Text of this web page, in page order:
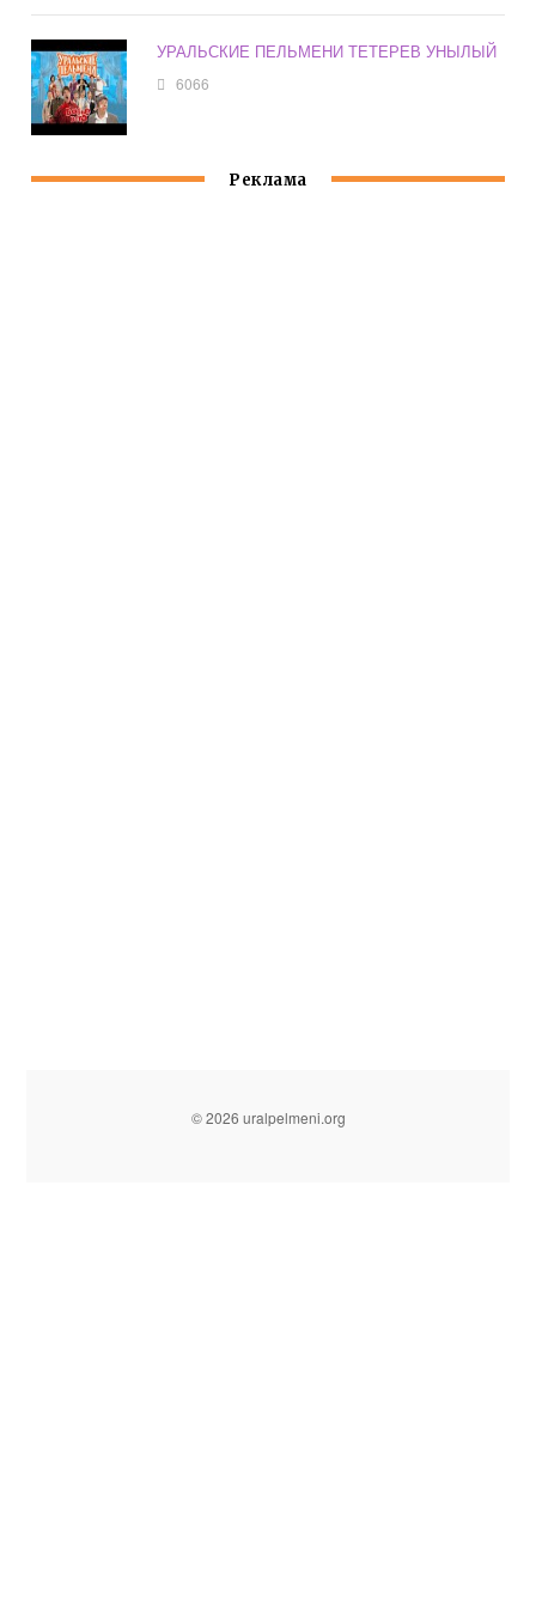
УРАЛЬСКИЕ ПЕЛЬМЕНИ ТЕТЕРЕВ УНЫЛЫЙ
6066
Реклама
© 2026 uralpelmeni.org